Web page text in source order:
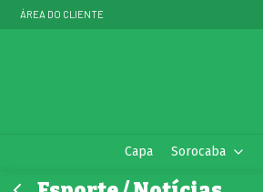
ÁREA DO CLIENTE
Capa Sorocaba